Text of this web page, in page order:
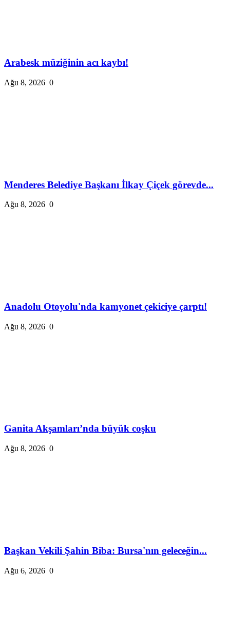
Arabesk müziğinin acı kaybı!
Ağu 8, 2026 0
Menderes Belediye Başkanı İlkay Çiçek görevde...
Ağu 8, 2026 0
Anadolu Otoyolu'nda kamyonet çekiciye çarptı!
Ağu 8, 2026 0
Ganita Akşamları’nda büyük coşku
Ağu 8, 2026 0
Başkan Vekili Şahin Biba: Bursa'nın geleceğin...
Ağu 6, 2026 0